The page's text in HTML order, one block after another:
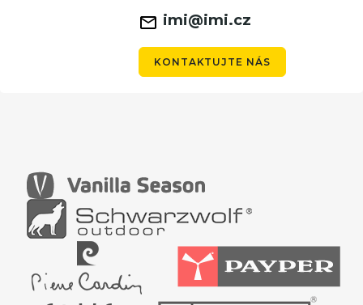
imi@imi.cz
KONTAKTUJTE NÁS